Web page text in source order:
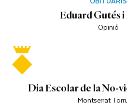
Eduard Gutés
Opinió
Dia Escolar de la No-
Montserrat